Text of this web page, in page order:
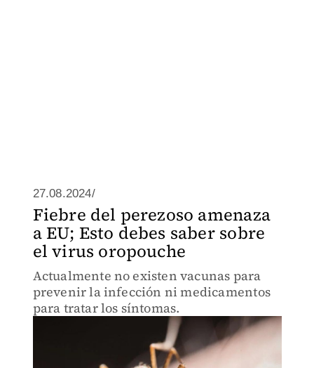
27.08.2024/
Fiebre del perezoso amenaza
a EU; Esto debes saber sobre
el virus oropouche
Actualmente no existen vacunas para
prevenir la infección ni medicamentos
para tratar los síntomas.